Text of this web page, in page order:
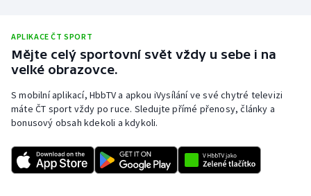
APLIKACE ČT SPORT
Mějte celý sportovní svět vždy u sebe i na
velké obrazovce.
S mobilní aplikací, HbbTV a apkou iVysílání ve své chytré televizi
máte ČT sport vždy po ruce. Sledujte přímé přenosy, články a
bonusový obsah kdekoli a kdykoli.